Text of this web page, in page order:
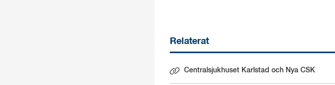
Relaterat
Centralsjukhuset Karlstad och Nya CSK